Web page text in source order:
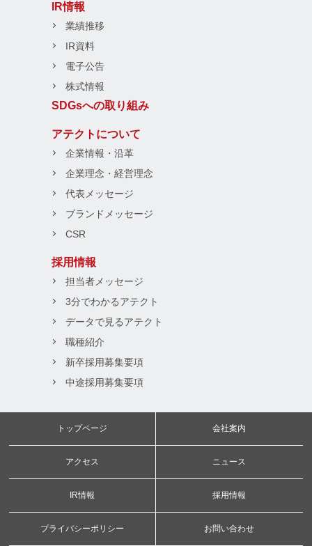
IR情報
業績推移
IR資料
電子公告
株式情報
SDGsへの取り組み
アテクトについて
企業情報・沿革
企業理念・経営理念
代表メッセージ
ブランドメッセージ
CSR
採用情報
担当者メッセージ
3分でわかるアテクト
データで見るアテクト
職種紹介
新卒採用募集要項
中途採用募集要項
トップページ 会社案内
アクセス ニュース
IR情報 採用情報
プライバシーポリシー お問い合わせ